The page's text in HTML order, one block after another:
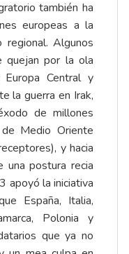
también ha
europeas a la
Algunos
quejan por la ola
Europa Central y
la guerra en Irak,
de millones
Medio Oriente
y hacia
una postura recia
apoyó la iniciativa
España, Italia,
Polonia y
que ya no